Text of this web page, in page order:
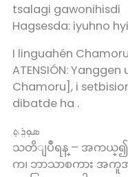
tsalagi gawonihisdi
Hagsesda: iyuhno
I linguahén Chamoru
ATENSIÓN:
Chamoru], i
dibatde ha .
ܣܘܼܪܸܬ݂
သတိျပဳရန္ – အကယ္၍ သ
က၊ ဘာသာစကား အကူ